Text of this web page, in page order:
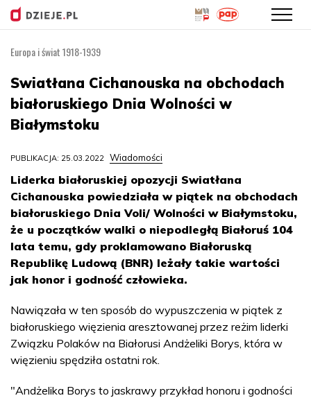
treści
Europa i świat 1918-1939
Swiatłana Cichanouska na obchodach
białoruskiego Dnia Wolności w
Białymstoku
PUBLIKACJA: 25.03.2022 Wiadomości
Liderka białoruskiej opozycji Swiatłana
Cichanouska powiedziała w piątek na obchodach
białoruskiego Dnia Voli/ Wolności w Białymstoku,
że u początków walki o niepodległą Białoruś 104
lata temu, gdy proklamowano Białoruską
Republikę Ludową (BNR) leżały takie wartości
jak honor i godność człowieka.
Nawiązała w ten sposób do wypuszczenia w piątek z
białoruskiego więzienia aresztowanej przez reżim liderki
Związku Polaków na Białorusi Andżeliki Borys, która w
więzieniu spędziła ostatni rok.
"Andżelika Borys to jaskrawy przykład honoru i godności